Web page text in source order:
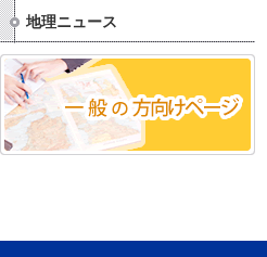
地理ニュース